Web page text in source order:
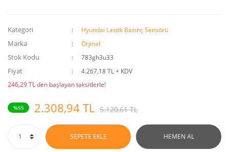
Kategori Hyundai Lastik Basınç Sensörü
Marka Orjinal
Stok Kodu 783gh3u33
Fiyat
4.267,18 TL + KDV
246,29 TL den başlayan taksitlerle!
%55 2.308,94 TL 5.120,61 TL
SEPETE EKLE HEMEN AL